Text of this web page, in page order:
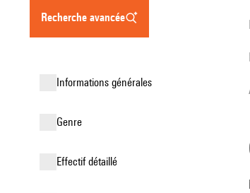
recherche avancée
informations générales
genre
effectif détaillé